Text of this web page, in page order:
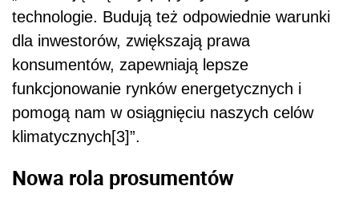
technologie. Budują też odpowiednie warunki
dla inwestorów, zwiększają prawa
konsumentów, zapewniają lepsze
funkcjonowanie rynków energetycznych i
pomogą nam w osiągnięciu naszych celów
klimatycznych[3]”.
Nowa rola prosumentów